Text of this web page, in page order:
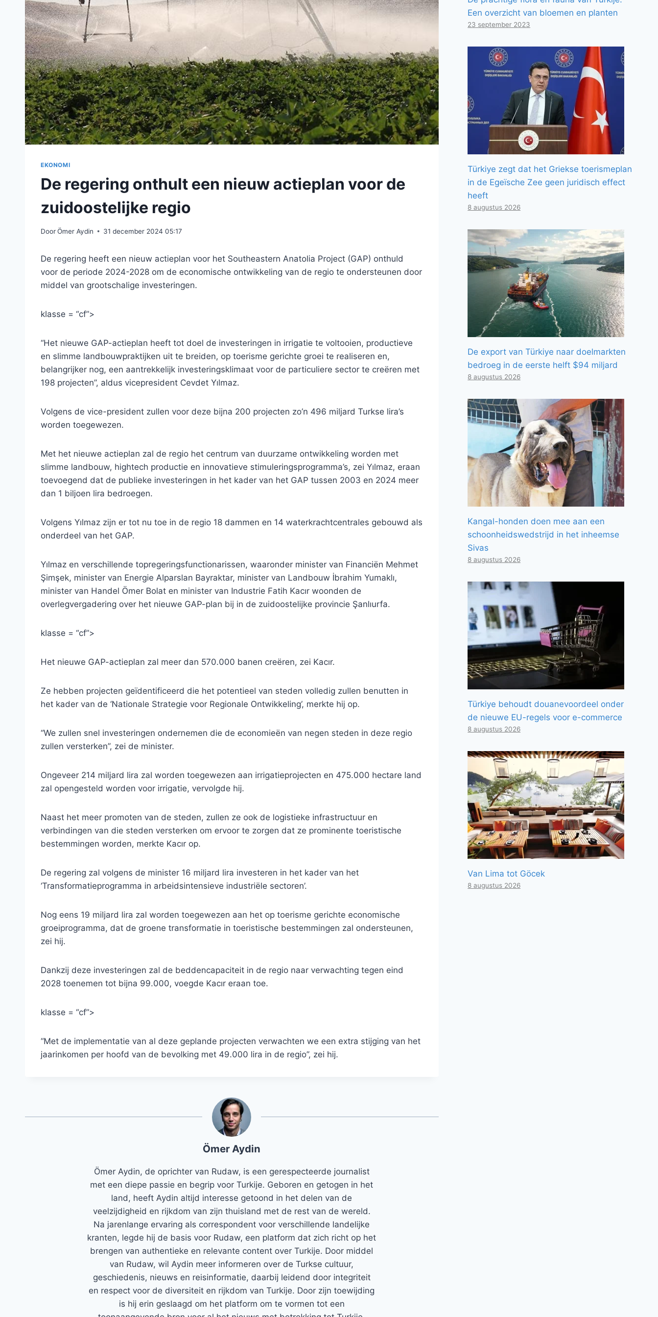
EKONOMI
De regering onthult een nieuw actieplan voor de
zuidoostelijke regio
DoorÖmer Aydin 31 december 2024 05:17
De regering heeft een nieuw actieplan voor het Southeastern Anatolia Project (GAP) onthuld
voor de periode 2024-2028 om de economische ontwikkeling van de regio te ondersteunen door
middel van grootschalige investeringen.
klasse = “cf”>
“Het nieuwe GAP-actieplan heeft tot doel de investeringen in irrigatie te voltooien, productieve
en slimme landbouwpraktijken uit te breiden, op toerisme gerichte groei te realiseren en,
belangrijker nog, een aantrekkelijk investeringsklimaat voor de particuliere sector te creëren met
198 projecten”, aldus vicepresident Cevdet Yılmaz.
Volgens de vice-president zullen voor deze bijna 200 projecten zo’n 496 miljard Turkse lira’s
worden toegewezen.
Met het nieuwe actieplan zal de regio het centrum van duurzame ontwikkeling worden met
slimme landbouw, hightech productie en innovatieve stimuleringsprogramma’s, zei Yılmaz, eraan
toevoegend dat de publieke investeringen in het kader van het GAP tussen 2003 en 2024 meer
dan 1 biljoen lira bedroegen.
Volgens Yılmaz zijn er tot nu toe in de regio 18 dammen en 14 waterkrachtcentrales gebouwd als
onderdeel van het GAP.
Yılmaz en verschillende topregeringsfunctionarissen, waaronder minister van Financiën Mehmet
Şimşek, minister van Energie Alparslan Bayraktar, minister van Landbouw İbrahim Yumaklı,
minister van Handel Ömer Bolat en minister van Industrie Fatih Kacır woonden de
overlegvergadering over het nieuwe GAP-plan bij in de zuidoostelijke provincie Şanlıurfa.
klasse = “cf”>
Het nieuwe GAP-actieplan zal meer dan 570.000 banen creëren, zei Kacır.
Ze hebben projecten geïdentificeerd die het potentieel van steden volledig zullen benutten in
het kader van de ‘Nationale Strategie voor Regionale Ontwikkeling’, merkte hij op.
“We zullen snel investeringen ondernemen die de economieën van negen steden in deze regio
zullen versterken”, zei de minister.
Ongeveer 214 miljard lira zal worden toegewezen aan irrigatieprojecten en 475.000 hectare land
zal opengesteld worden voor irrigatie, vervolgde hij.
Naast het meer promoten van de steden, zullen ze ook de logistieke infrastructuur en
verbindingen van die steden versterken om ervoor te zorgen dat ze prominente toeristische
bestemmingen worden, merkte Kacır op.
De regering zal volgens de minister 16 miljard lira investeren in het kader van het
‘Transformatieprogramma in arbeidsintensieve industriële sectoren’.
Nog eens 19 miljard lira zal worden toegewezen aan het op toerisme gerichte economische
groeiprogramma, dat de groene transformatie in toeristische bestemmingen zal ondersteunen,
zei hij.
Dankzij deze investeringen zal de beddencapaciteit in de regio naar verwachting tegen eind
2028 toenemen tot bijna 99.000, voegde Kacır eraan toe.
klasse = “cf”>
“Met de implementatie van al deze geplande projecten verwachten we een extra stijging van het
jaarinkomen per hoofd van de bevolking met 49.000 lira in de regio”, zei hij.
Ömer Aydin
Ömer Aydin, de oprichter van Rudaw, is een gerespecteerde journalist
met een diepe passie en begrip voor Turkije. Geboren en getogen in het
land, heeft Aydin altijd interesse getoond in het delen van de
veelzijdigheid en rijkdom van zijn thuisland met de rest van de wereld.
Na jarenlange ervaring als correspondent voor verschillende landelijke
kranten, legde hij de basis voor Rudaw, een platform dat zich richt op het
brengen van authentieke en relevante content over Turkije. Door middel
van Rudaw, wil Aydin meer informeren over de Turkse cultuur,
geschiedenis, nieuws en reisinformatie, daarbij leidend door integriteit
en respect voor de diversiteit en rijkdom van Turkije. Door zijn toewijding
is hij erin geslaagd om het platform om te vormen tot een
Een overzicht van bloemen en planten
23 september 2023
Türkiye zegt dat het Griekse toerismeplan
in de Egeïsche Zee geen juridisch effect
heeft
8 augustus 2026
De export van Türkiye naar doelmarkten
bedroeg in de eerste helft $94 miljard
8 augustus 2026
Kangal-honden doen mee aan een
schoonheidswedstrijd in het inheemse
Sivas
8 augustus 2026
Türkiye behoudt douanevoordeel onder
de nieuwe EU-regels voor e-commerce
8 augustus 2026
Van Lima tot Göcek
8 augustus 2026